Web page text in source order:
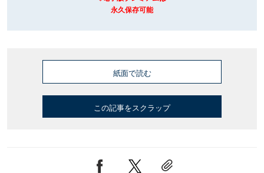
永久保存可能
紙面で読む
この記事をスクラップ